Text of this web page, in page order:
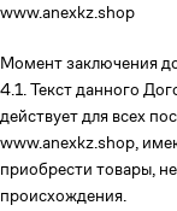
www.anexkz.shop
Момент заключения
4.1. Текст данного
действует для всех
www.anexkz.shop,
приобрести товары,
происхождения.